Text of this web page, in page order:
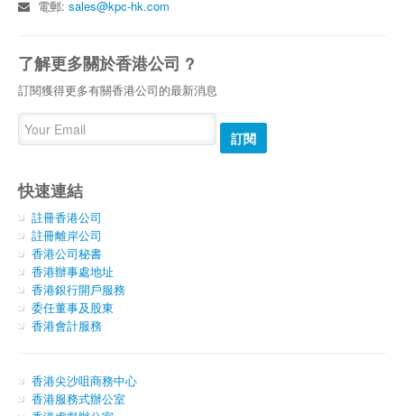
電郵:sales@kpc-hk.com
了解更多關於香港公司 ?
訂閱獲得更多有關香港公司的最新消息
訂閱
快速連結
註冊香港公司
註冊離岸公司
香港公司秘書
香港辦事處地址
香港銀行開戶服務
委任董事及股東
香港會計服務
香港尖沙咀商務中心
香港服務式辦公室